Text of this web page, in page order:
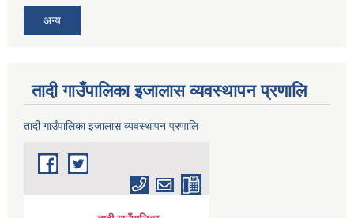
अन्य
तादी गाउँपालिका इजालास व्यवस्थापन प्रणालि
तादी गाउँपालिका इजालास व्यवस्थापन प्रणालि